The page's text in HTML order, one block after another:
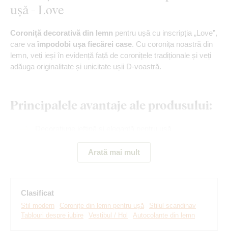
ușă - Love
Coroniță decorativă din lemn pentru ușă cu inscripția „Love”,
care va împodobi ușa fiecărei case. Cu coronița noastră din
lemn, veți ieși în evidență față de coronițele tradiționale și veți
adăuga originalitate și unicitate ușii D-voastră.
Principalele avantaje ale produsului:
Montaj pe care îl poate realiza
Arată mai mult
Clasificat
Stil modern Coronițe din lemn pentru ușă
Stilul scandinav
Tablouri despre iubire
Vestibul / Hol Autocolante din lemn